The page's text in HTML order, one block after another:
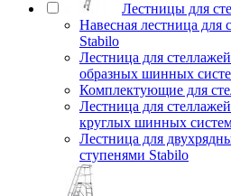
Лестницы для
Навесная лестница для
Stabilo
Лестница для
образных шинных
Комплектующие для
Лестница для
круглых шинных
Лестница для
ступенями Stabilo